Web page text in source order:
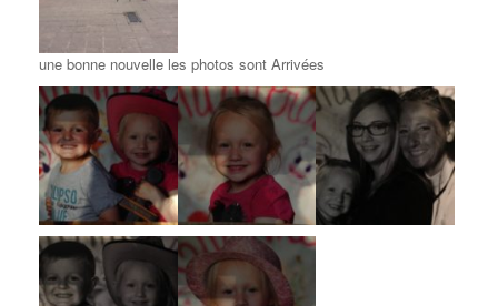
une bonne nouvelle les photos sont Arrivées